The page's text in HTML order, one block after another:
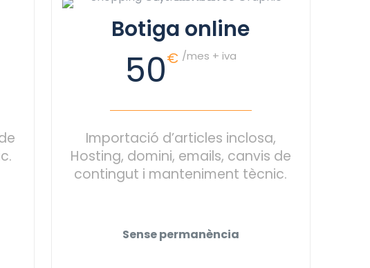
Botiga online
50€ /mes + iva
Importació d’articles inclosa,
Hosting, domini, emails, canvis de
contingut i manteniment tècnic.
Sense permanència